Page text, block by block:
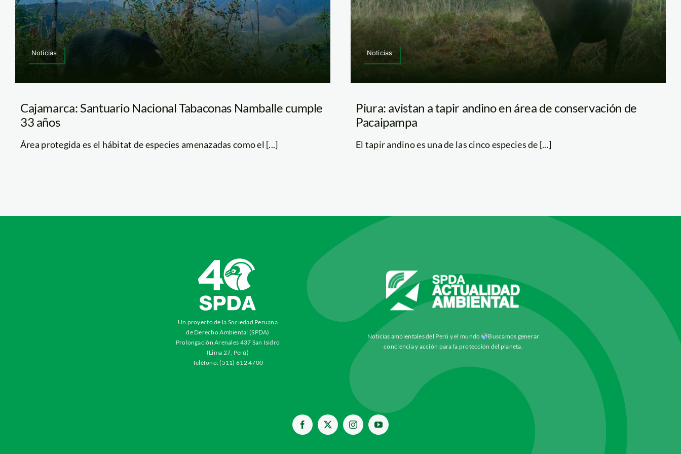
Noticias
Cajamarca: Santuario Nacional Tabaconas Namballe cumple
33 años
Área protegida es el hábitat de especies amenazadas como el [...]
Noticias
Piura: avistan a tapir andino en área de conservación de
Pacaipampa
El tapir andino es una de las cinco especies de [...]
Un proyecto de la Sociedad Peruana
de Derecho Ambiental (SPDA)
Prolongación Arenales 437 San Isidro
(Lima 27, Perú)
Teléfono: (511) 612 4700
Noticias ambientales del Perú y el mundo
Buscamos generar
conciencia y acción para la protección del planeta.